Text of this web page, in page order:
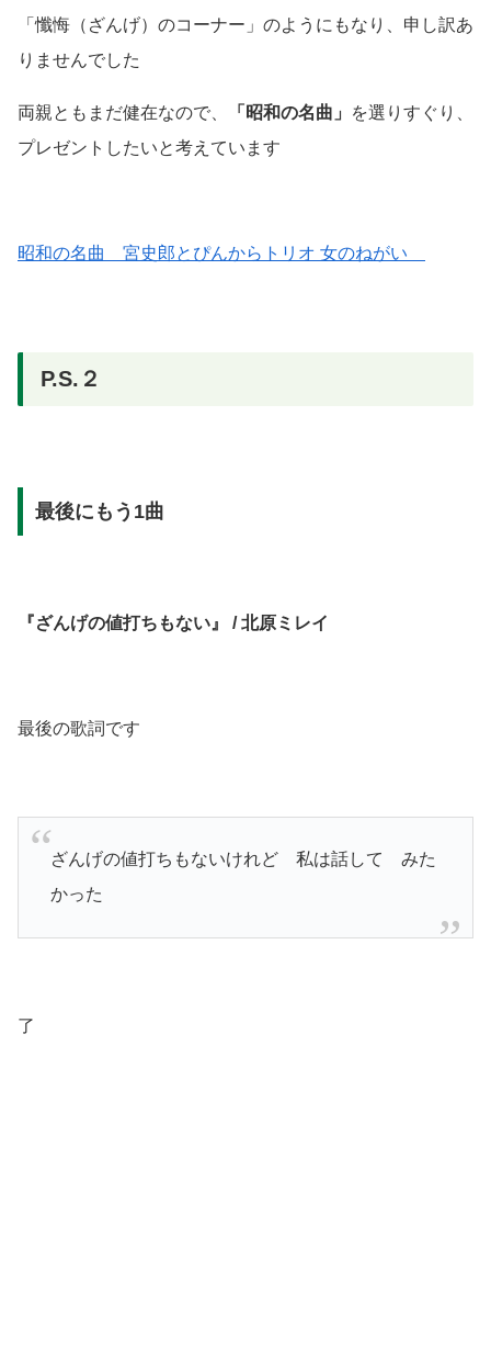
「懺悔（ざんげ）のコーナー」のようにもなり、申し訳あ
りませんでした
両親ともまだ健在なので、 「昭和の名曲」
を選りすぐり、
プレゼントしたいと考えています
昭和の名曲 宮史郎とぴんからトリオ 女のねがい
P.S.２
最後にもう1曲
『ざんげの値打ちもない』 / 北原ミレイ
最後の歌詞です
ざんげの値打ちもないけれど 私は話して みた
かった
了